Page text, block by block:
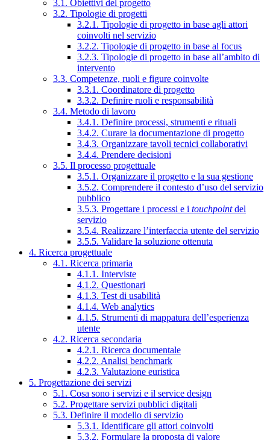
3.1. Obiettivi del progetto
3.2. Tipologie di progetti
3.2.1. Tipologie di progetto in base agli attori
coinvolti nel servizio
3.2.2. Tipologie di progetto in base al focus
3.2.3. Tipologie di progetto in base all’ambito di
intervento
3.3. Competenze, ruoli e figure coinvolte
3.3.1. Coordinatore di progetto
3.3.2. Definire ruoli e responsabilità
3.4. Metodo di lavoro
3.4.1. Definire processi, strumenti e rituali
3.4.2. Curare la documentazione di progetto
3.4.3. Organizzare tavoli tecnici collaborativi
3.4.4. Prendere decisioni
3.5. Il processo progettuale
3.5.1. Organizzare il progetto e la sua gestione
3.5.2. Comprendere il contesto d’uso del servizio
pubblico
3.5.3. Progettare i processi e i touchpointdel
servizio
3.5.4. Realizzare l’interfaccia utente del servizio
3.5.5. Validare la soluzione ottenuta
4. Ricerca progettuale
4.1. Ricerca primaria
4.1.1. Interviste
4.1.2. Questionari
4.1.3. Test di usabilità
4.1.4. Web analytics
4.1.5. Strumenti di mappatura dell’esperienza
utente
4.2. Ricerca secondaria
4.2.1. Ricerca documentale
4.2.2. Analisi benchmark
4.2.3. Valutazione euristica
5. Progettazione dei servizi
5.1. Cosa sono i servizi e il service design
5.2. Progettare servizi pubblici digitali
5.3. Definire il modello di servizio
5.3.1. Identificare gli attori coinvolti
5.3.2. Formulare la proposta di valore